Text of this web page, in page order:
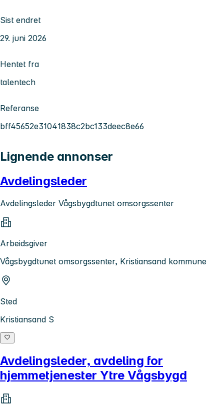
Sist endret
29. juni 2026
Hentet fra
talentech
Referanse
bff45652e31041838c2bc133deec8e66
Lignende annonser
Avdelingsleder
Avdelingsleder Vågsbygdtunet omsorgssenter
Arbeidsgiver
Vågsbygdtunet omsorgssenter, Kristiansand kommune
Sted
Kristiansand S
Avdelingsleder, avdeling for
hjemmetjenester Ytre Vågsbygd